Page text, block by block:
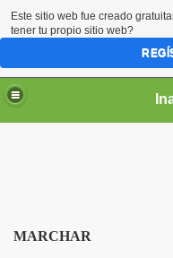
MARCHAR
Este sitio web fue creado
tener tu propio sitio web?